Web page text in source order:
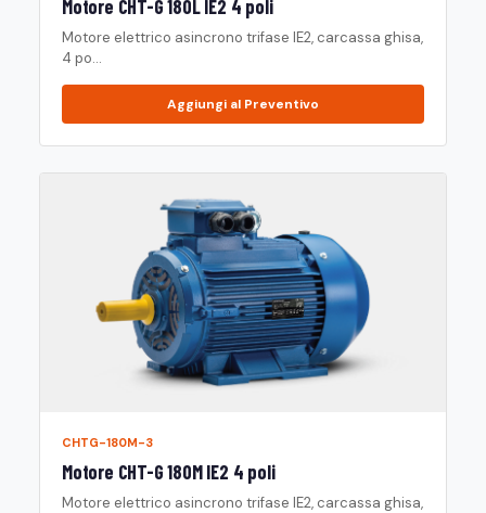
Motore CHT-G 180L IE2 4 poli
Motore elettrico asincrono trifase IE2, carcassa ghisa,
4 po...
Aggiungi al Preventivo
CHTG-180M-3
Motore CHT-G 180M IE2 4 poli
Motore elettrico asincrono trifase IE2, carcassa ghisa,